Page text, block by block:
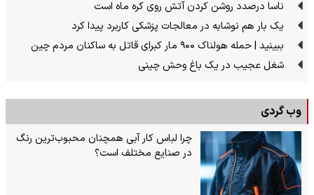
ناسا درصدد روشن کردن آتش روی کره ماه است
یک بار هم نوشابه در معالجات پزشکی کاربرد پیدا کرد
ببینید | حمله هولناک ۹۰۰ مار کبرای قاتل به ساکنان مردم چین
شغل عجیب در یک باغ وحش چینی
وب گردی
چرا لباس کار آبی همچنان محبوب‌ترین رنگ
در صنایع مختلف است؟